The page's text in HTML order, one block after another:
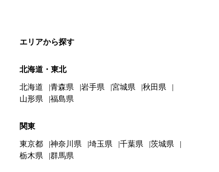
エリアから探す
北海道・東北
北海道 青森県 岩手県 宮城県
秋田県
山形県
福島県
関東
東京都 神奈川県 埼玉県 千葉県
茨城県
栃木県
群馬県